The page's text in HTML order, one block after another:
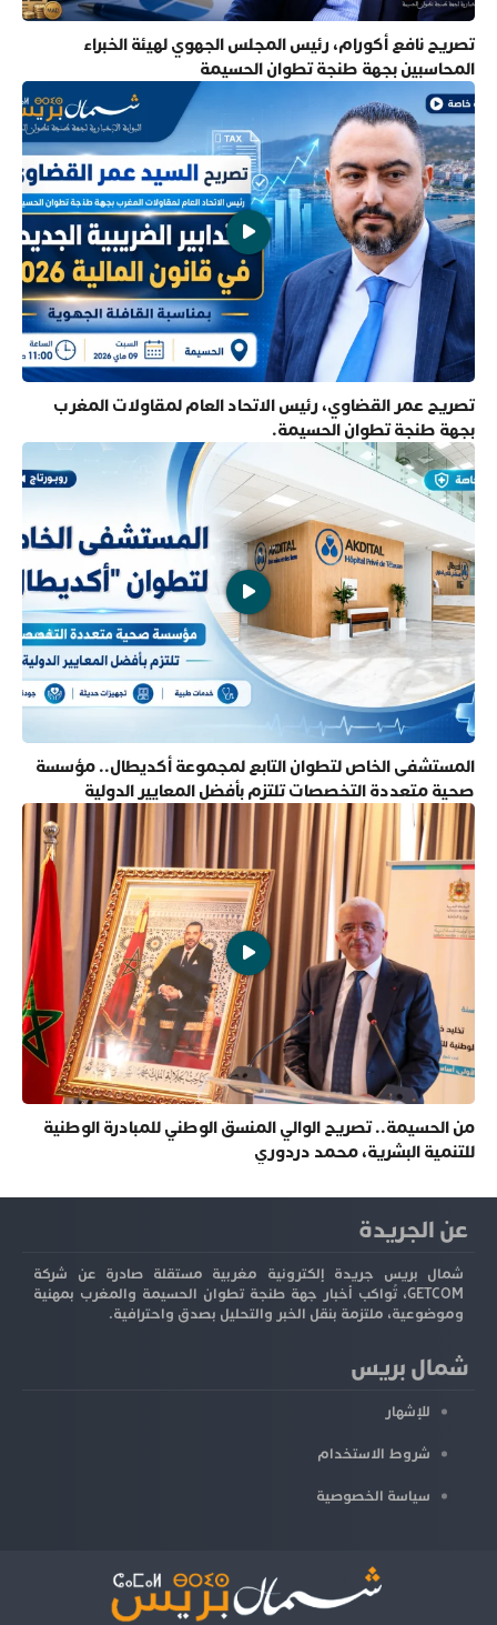
تصريح نافع أكورام، رئيس المجلس الجهوي لهيئة الخبراء
المحاسبين بجهة طنجة تطوان الحسيمة
تصريح عمر القضاوي، رئيس الاتحاد العام لمقاولات المغرب
بجهة طنجة تطوان الحسيمة.
المستشفى الخاص لتطوان التابع لمجموعة أكديطال.. مؤسسة
صحية متعددة التخصصات تلتزم بأفضل المعايير الدولية
من الحسيمة.. تصريح الوالي المنسق الوطني للمبادرة الوطنية
للتنمية البشرية، محمد دردوري
عن الجريدة
شمال بريس جريدة إلكترونية مغربية مستقلة صادرة عن شركة
GETCOM، تُواكب أخبار جهة طنجة تطوان الحسيمة والمغرب بمهنية
وموضوعية، ملتزمة بنقل الخبر والتحليل بصدق واحترافية.
شمال بريس
للإشهار
شروط الاستخدام
سياسة الخصوصية